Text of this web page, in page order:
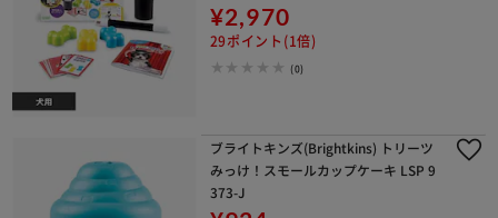
¥2,970
29ポイント(1倍)
(0)
ブライトキンズ(Brightkins) トリーツ
みっけ！スモールカップケーキ LSP 9
373-J